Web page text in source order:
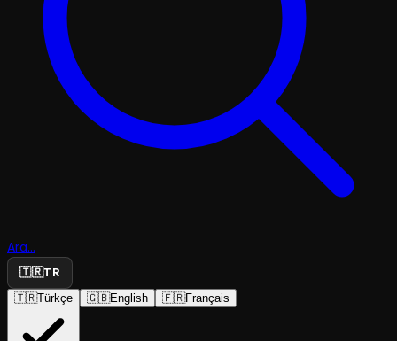
Ara...
🇹🇷TR
🇹🇷Türkçe 🇬🇧English 🇫🇷Français